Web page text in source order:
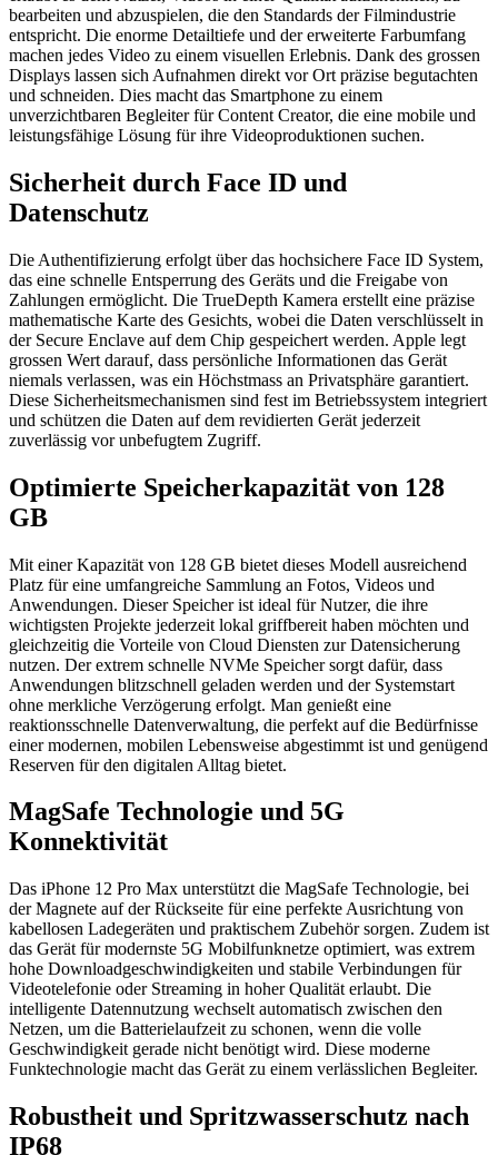
bearbeiten und abzuspielen, die den Standards der Filmindustrie
entspricht. Die enorme Detailtiefe und der erweiterte Farbumfang
machen jedes Video zu einem visuellen Erlebnis. Dank des grossen
Displays lassen sich Aufnahmen direkt vor Ort präzise begutachten
und schneiden. Dies macht das Smartphone zu einem
unverzichtbaren Begleiter für Content Creator, die eine mobile und
leistungsfähige Lösung für ihre Videoproduktionen suchen.
Sicherheit durch Face ID und
Datenschutz
Die Authentifizierung erfolgt über das hochsichere Face ID System,
das eine schnelle Entsperrung des Geräts und die Freigabe von
Zahlungen ermöglicht. Die TrueDepth Kamera erstellt eine präzise
mathematische Karte des Gesichts, wobei die Daten verschlüsselt in
der Secure Enclave auf dem Chip gespeichert werden. Apple legt
grossen Wert darauf, dass persönliche Informationen das Gerät
niemals verlassen, was ein Höchstmass an Privatsphäre garantiert.
Diese Sicherheitsmechanismen sind fest im Betriebssystem integriert
und schützen die Daten auf dem revidierten Gerät jederzeit
zuverlässig vor unbefugtem Zugriff.
Optimierte Speicherkapazität von 128
GB
Mit einer Kapazität von 128 GB bietet dieses Modell ausreichend
Platz für eine umfangreiche Sammlung an Fotos, Videos und
Anwendungen. Dieser Speicher ist ideal für Nutzer, die ihre
wichtigsten Projekte jederzeit lokal griffbereit haben möchten und
gleichzeitig die Vorteile von Cloud Diensten zur Datensicherung
nutzen. Der extrem schnelle NVMe Speicher sorgt dafür, dass
Anwendungen blitzschnell geladen werden und der Systemstart
ohne merkliche Verzögerung erfolgt. Man genießt eine
reaktionsschnelle Datenverwaltung, die perfekt auf die Bedürfnisse
einer modernen, mobilen Lebensweise abgestimmt ist und genügend
Reserven für den digitalen Alltag bietet.
MagSafe Technologie und 5G
Konnektivität
Das iPhone 12 Pro Max unterstützt die MagSafe Technologie, bei
der Magnete auf der Rückseite für eine perfekte Ausrichtung von
kabellosen Ladegeräten und praktischem Zubehör sorgen. Zudem ist
das Gerät für modernste 5G Mobilfunknetze optimiert, was extrem
hohe Downloadgeschwindigkeiten und stabile Verbindungen für
Videotelefonie oder Streaming in hoher Qualität erlaubt. Die
intelligente Datennutzung wechselt automatisch zwischen den
Netzen, um die Batterielaufzeit zu schonen, wenn die volle
Geschwindigkeit gerade nicht benötigt wird. Diese moderne
Funktechnologie macht das Gerät zu einem verlässlichen Begleiter.
Robustheit und Spritzwasserschutz nach
IP68